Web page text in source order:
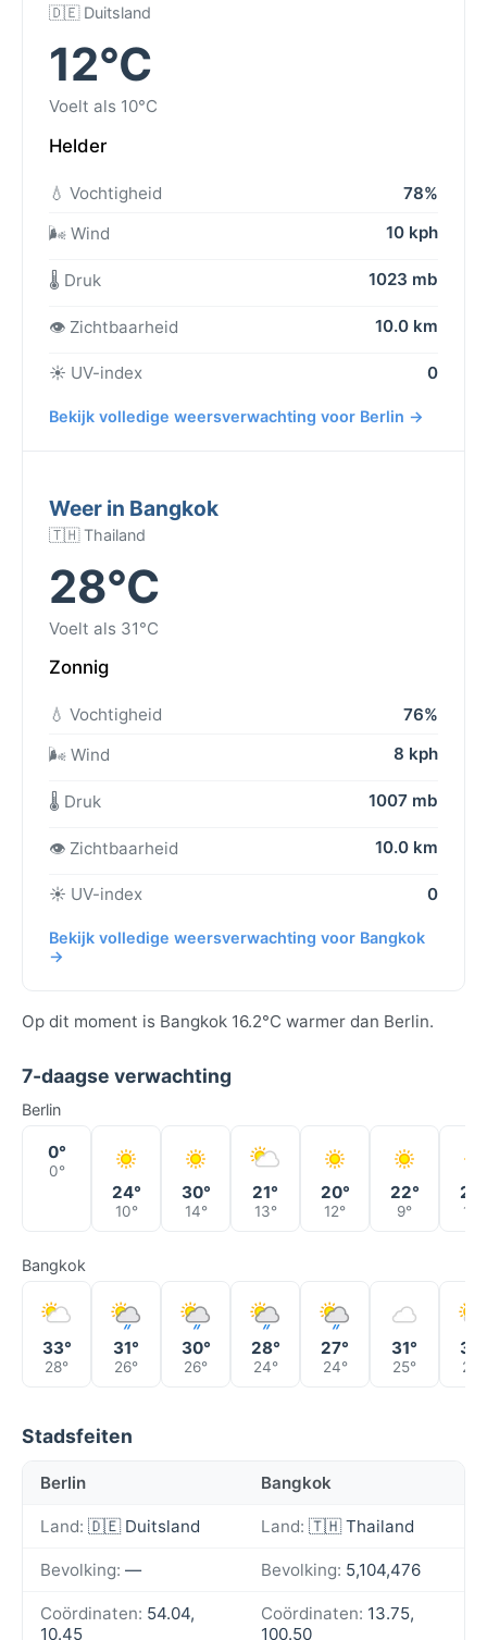
🇩🇪 Duitsland
12°C
Voelt als 10°C
Helder
💧 Vochtigheid
78%
🌬️ Wind
10 kph
🌡️ Druk 1023 mb
👁️ Zichtbaarheid 10.0 km
☀️ UV-index 0
Bekijk volledige weersverwachting voor Berlin →
Weer in Bangkok
🇹🇭 Thailand
28°C
Voelt als 31°C
Zonnig
💧 Vochtigheid
76%
🌬️ Wind
8 kph
🌡️ Druk 1007 mb
👁️ Zichtbaarheid 10.0 km
☀️ UV-index 0
Bekijk volledige weersverwachting voor Bangkok
→
Op dit moment is Bangkok 16.2°C warmer dan Berlin.
7-daagse verwachting
Berlin
0°
0°
24°
10°
30°
14°
21°
13°
20°
12°
22°
9° 13°
Bangkok
33°
28°
31°
26°
30°
26°
28°
24°
27°
24°
31°
25° 26°
Stadsfeiten
Berlin Bangkok
Land: 🇩🇪 Duitsland Land: 🇹🇭 Thailand
Bevolking: — Bevolking: 5,104,476
Coördinaten: 54.04,
10.45
Coördinaten: 13.75,
100.50